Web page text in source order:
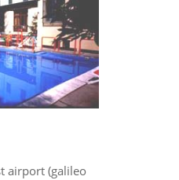
airport (galileo